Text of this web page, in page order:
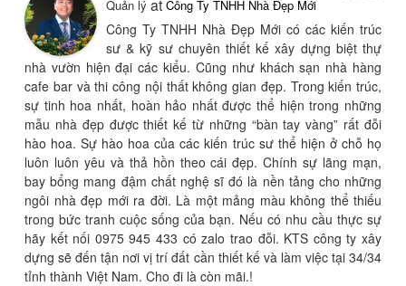
Quản lý at Công Ty TNHH Nhà Đẹp Mới
Công Ty TNHH Nhà Đẹp Mới có các kiến trúc
sư & kỹ sư chuyên thiết kế xây dựng biệt thự
nhà vườn hiện đại các kiểu. Cũng như khách sạn nhà hàng
cafe bar và thi công nội thất không gian đẹp. Trong kiến trúc,
sự tinh hoa nhất, hoàn hảo nhất được thể hiện trong những
mẫu nhà đẹp được thiết kế từ những “bàn tay vàng” rất đỗi
hào hoa. Sự hào hoa của các kiến trúc sư thể hiện ở chỗ họ
luôn luôn yêu và thả hồn theo cái đẹp. Chính sự lãng mạn,
bay bổng mang đậm chất nghệ sĩ đó là nền tảng cho những
ngôi nhà đẹp mới ra đời. Là một mảng màu không thể thiếu
trong bức tranh cuộc sống của bạn. Nếu có nhu cầu thực sự
hãy kết nối 0975 945 433 có zalo trao đỗi. KTS công ty xây
dựng sẽ đến tận nơi vị trí đất cần thiết kế và làm việc tại 34/34
tỉnh thành Việt Nam. Cho đi là còn mãi.!